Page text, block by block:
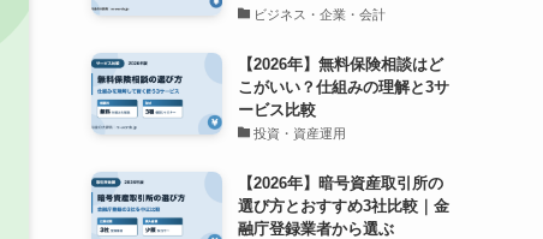
ビジネス・企業・会計
【2026年】無料保険相談はど
こがいい？仕組みの理解と3サ
ービス比較
投資・資産運用
【2026年】暗号資産取引所の
選び方とおすすめ3社比較｜金
融庁登録業者から選ぶ